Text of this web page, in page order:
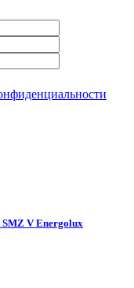
V Energolux